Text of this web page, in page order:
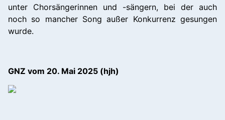
unter Chorsängerinnen und -sängern, bei der auch
noch so mancher Song außer Konkurrenz gesungen
wurde.
GNZ vom 20. Mai 2025 (hjh)